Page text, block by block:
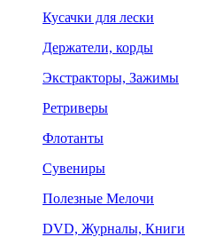
Кусачки для лески
Держатели, корды
Экстракторы, Зажимы
Ретриверы
Флотанты
Сувениры
Полезные Мелочи
DVD, Журналы, Книги